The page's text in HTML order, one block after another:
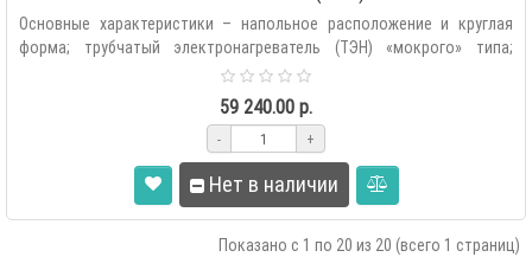
Основные характеристики – напольное расположение и круглая
форма; трубчатый электронагреватель (ТЭН) «мокрого» типа;
59 240.00 р.
- +
Нет в наличии
Показано с 1 по 20 из 20 (всего 1 страниц)